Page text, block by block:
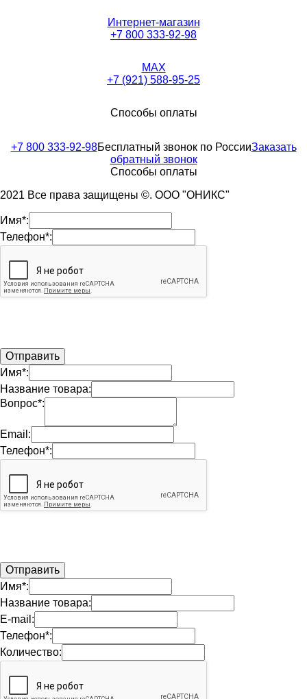
Интернет-магазин
+7 800 333-92-98
MAX
+7 (921) 588-95-25
Способы оплаты
+7 800 333-92-98Бесплатный звонок по РоссииЗаказать
обратный звонок
Способы оплаты
2021 Все права защищены ©. ООО "ОНИКС"
Имя*:
Телефон*:
Имя*:
Название товара:
Вопрос*:
Email:
Телефон*:
Имя*:
Название товара:
E-mail:
Телефон*:
Количество: